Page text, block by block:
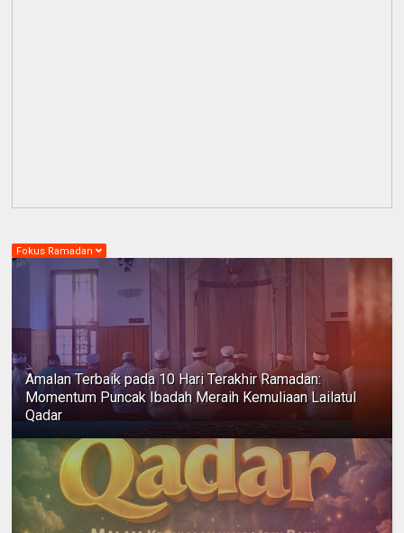
Fokus Ramadan
Amalan Terbaik pada 10 Hari Terakhir Ramadan:
Momentum Puncak Ibadah Meraih Kemuliaan Lailatul
Qadar